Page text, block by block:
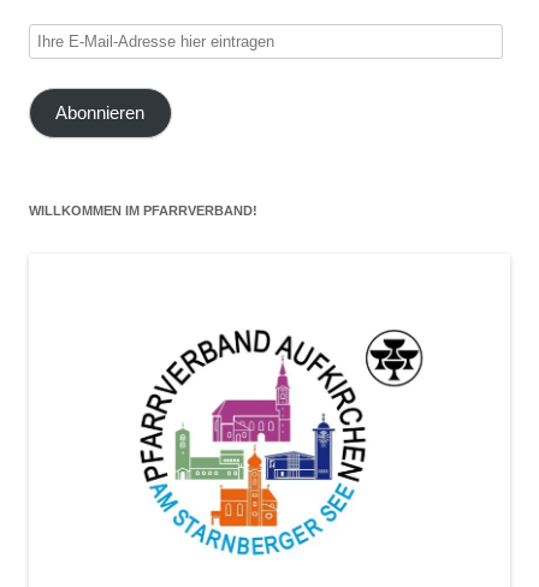
Ihre
Mail-
Adresse
Abonnieren
WILLKOMMEN IM PFARRVERBAND!